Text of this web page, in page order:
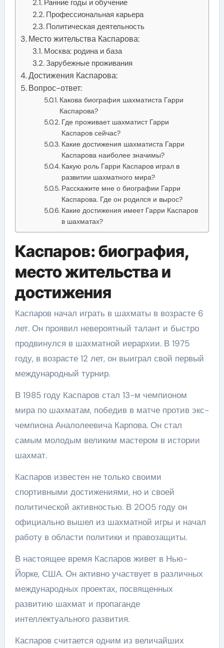
Ранние годы и обучение
Профессиональная карьера
Политическая деятельность
Место жительства Каспарова:
Москва: родина и база
Зарубежные проживания
Достижения Каспарова:
Вопрос-ответ:
Какова биография шахматиста Гарри
Каспарова?
Где проживает шахматист Гарри
Каспаров сейчас?
Какие достижения шахматиста Гарри
Каспарова наиболее значимы?
Какую роль Гарри Каспаров играл в
развитии шахматного мира?
Расскажите мне о биографии Гарри
Каспарова. Где он родился и вырос?
Какие достижения имеет Гарри Каспаров
в шахматах?
Каспаров: биография,
место жительства и
достижения
Каспаров начал играть в шахматы в возрасте 6
лет. Он проявил невероятный талант и быстро
продвинулся в шахматной иерархии. В 1975
году, в возрасте 12 лет, он выиграл свой первый
международный турнир.
В 1985 году Каспаров стал 13-м чемпионом
мира по шахматам, победив в матче против экс-
чемпиона Аналолеевича Карпова. Он стал
самым молодым великим мастером в истории
шахмат.
Каспаров известен не только своими
спортивными достижениями, но и своей
политической активностью. В 2005 году он
официально вышел из шахматной игры и начал
работу в области политики и правозащиты.
В настоящее время Каспаров живет в Нью-
Йорке, США. Он активно участвует в различных
международных проектах, посвященных
развитию шахмат и пропаганде
интеллектуального развития.
Каспаров считается одним из величайших